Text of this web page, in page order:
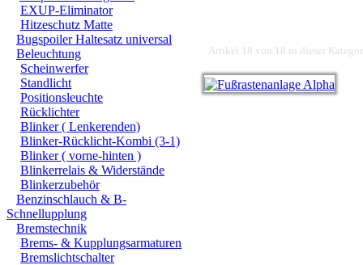
EXUP-Eliminator
Hitzeschutz Matte
Bugspoiler Haltesatz universal
Beleuchtung
Scheinwerfer
Standlicht
Positionsleuchte
Rücklichter
Blinker ( Lenkerenden)
Blinker-Rücklicht-Kombi (3-1)
Blinker ( vorne-hinten )
Blinkerrelais & Widerstände
Blinkerzubehör
Benzinschlauch & B-
Schnellupplung
Bremstechnik
Brems- & Kupplungsarmaturen
Bremslichtschalter
Artikel 18 von 18 in dieser